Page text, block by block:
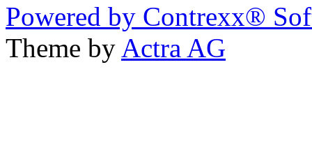
Powered by Contrexx®
Theme by Actra AG